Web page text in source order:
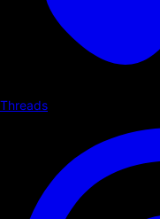
Threads